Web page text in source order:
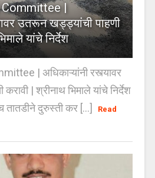
Committee |
उतरून खड्ड्यांची पाहणी
यांचे निर्देश
| अधिकाऱ्यांनी रस्त्यावर
| श्रीनाथ भिमाले यांचे निर्देश
तातडीने दुरुस्ती कर [...]
Read